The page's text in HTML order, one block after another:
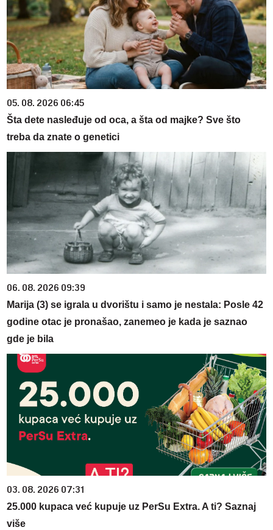
05. 08. 2026 06:45
Šta dete nasleđuje od oca, a šta od majke? Sve što
treba da znate o genetici
06. 08. 2026 09:39
Marija (3) se igrala u dvorištu i samo je nestala: Posle 42
godine otac je pronašao, zanemeo je kada je saznao
gde je bila
03. 08. 2026 07:31
25.000 kupaca već kupuje uz PerSu Extra. A ti? Saznaj
više